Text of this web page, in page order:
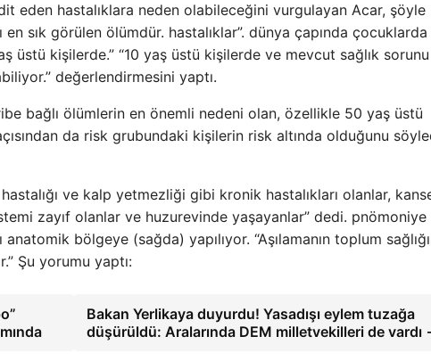
eden hastalıklara neden olabileceğini vurgulayan Acar, şöyle
en sık görülen ölümdür. hastalıklar”. dünya çapında çocuklarda
üstü kişilerde.” “10 yaş üstü kişilerde ve mevcut sağlık sorunu
değerlendirmesini yaptı.
bağlı ölümlerin en önemli nedeni olan, özellikle 50 yaş üstü
da risk grubundaki kişilerin risk altında olduğunu
ve kalp yetmezliği gibi kronik hastalıkları olanlar,
zayıf olanlar ve huzurevinde yaşayanlar” dedi. pnömoniye
bölgeye (sağda) yapılıyor. “Aşılamanın toplum
Şu yorumu yaptı:
Bakan Yerlikaya duyurdu! Yasadışı eylem tuzağa
düşürüldü: Aralarında DEM milletvekilleri de vardı